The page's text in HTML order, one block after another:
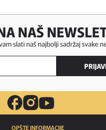
NAŠ
slati naš najbolji sadržaj svake
OPŠTE INFORMACIJE